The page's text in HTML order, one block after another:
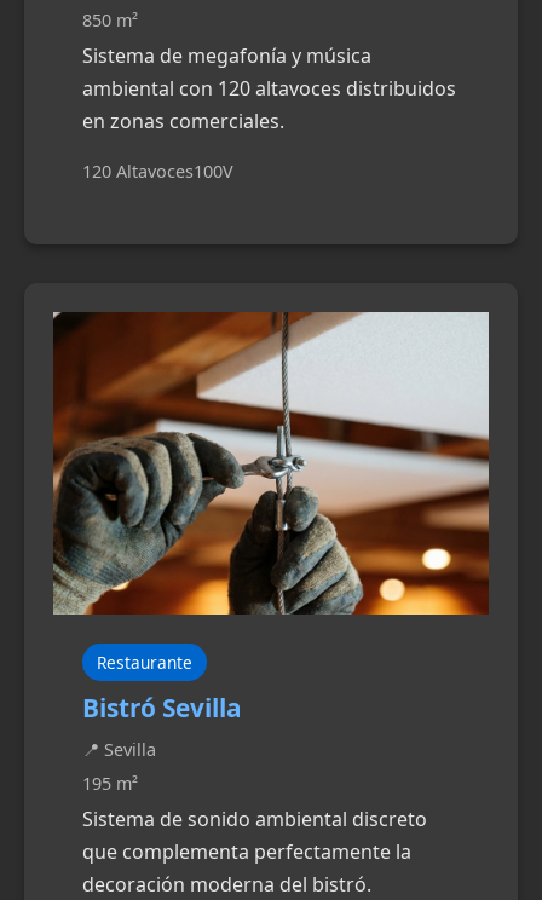
850 m²
Sistema de megafonía y música
ambiental con 120 altavoces distribuidos
en zonas comerciales.
120 Altavoces100V
Restaurante
Bistró Sevilla
📍 Sevilla
195 m²
Sistema de sonido ambiental discreto
que complementa perfectamente la
decoración moderna del bistró.